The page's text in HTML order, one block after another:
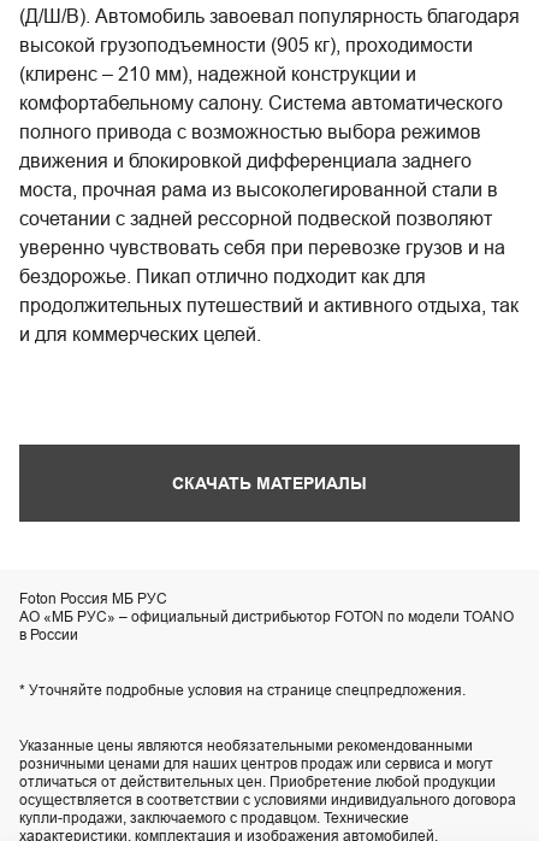
(Д/Ш/В). Автомобиль завоевал популярность благодаря
высокой грузоподъемности (905 кг), проходимости
(клиренс – 210 мм), надежной конструкции и
комфортабельному салону. Система автоматического
полного привода с возможностью выбора режимов
движения и блокировкой дифференциала заднего
моста, прочная рама из высоколегированной стали в
сочетании с задней рессорной подвеской позволяют
уверенно чувствовать себя при перевозке грузов и на
бездорожье. Пикап отлично подходит как для
продолжительных путешествий и активного отдыха, так
и для коммерческих целей.
СКАЧАТЬ МАТЕРИАЛЫ
Foton Россия МБ РУС
АО «МБ РУС» – официальный дистрибьютор FOTON по модели TOANO
в России
* Уточняйте подробные условия на странице спецпредложения.
Указанные цены являются необязательными рекомендованными
розничными ценами для наших центров продаж или сервиса и могут
отличаться от действительных цен. Приобретение любой продукции
осуществляется в соответствии с условиями индивидуального договора
купли-продажи, заключаемого с продавцом. Технические
характеристики, комплектация и изображения автомобилей,